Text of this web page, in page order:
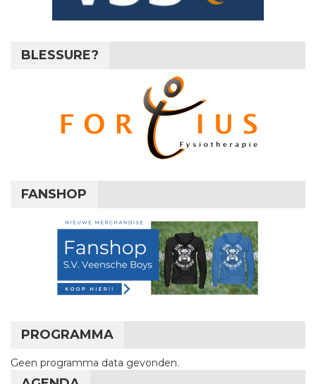
BLESSURE?
FANSHOP
PROGRAMMA
Geen programma data gevonden.